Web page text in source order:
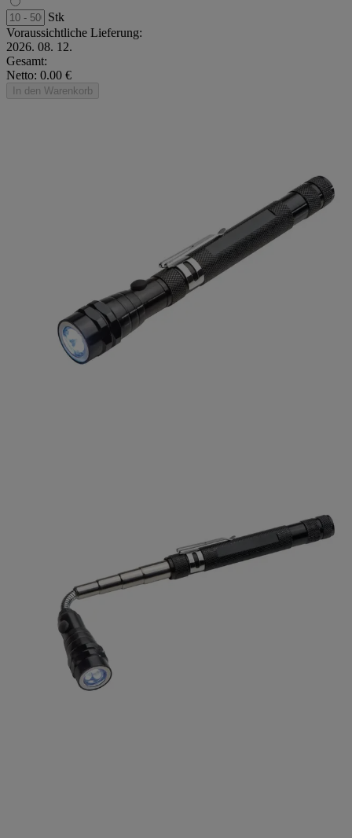
Stk
Voraussichtliche Lieferung:
2026. 08. 12.
Gesamt:
Netto: 0.00 €
In den Warenkorb